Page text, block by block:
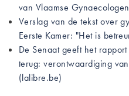
van Vlaamse
Verslag van de tekst over
Eerste Kamer: "Het is
De Senaat geeft het
terug: verontwaardiging
(lalibre.be)